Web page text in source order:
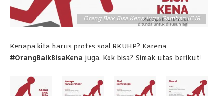
Orang Baik Bisa Kena Juga. Gambar: ICJR
Kenapa kita harus protes soal RKUHP? Karena
#OrangBaikBisaKena juga. Kok bisa? Simak utas berikut!